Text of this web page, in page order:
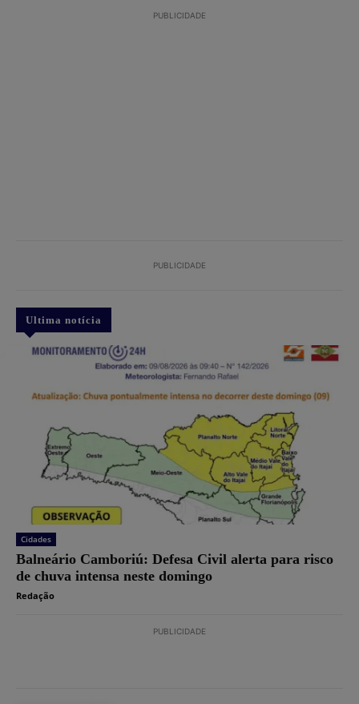
PUBLICIDADE
PUBLICIDADE
Ultima notícia
Cidades
Balneário Camboriú: Defesa Civil alerta para risco
de chuva intensa neste domingo
Redação
PUBLICIDADE